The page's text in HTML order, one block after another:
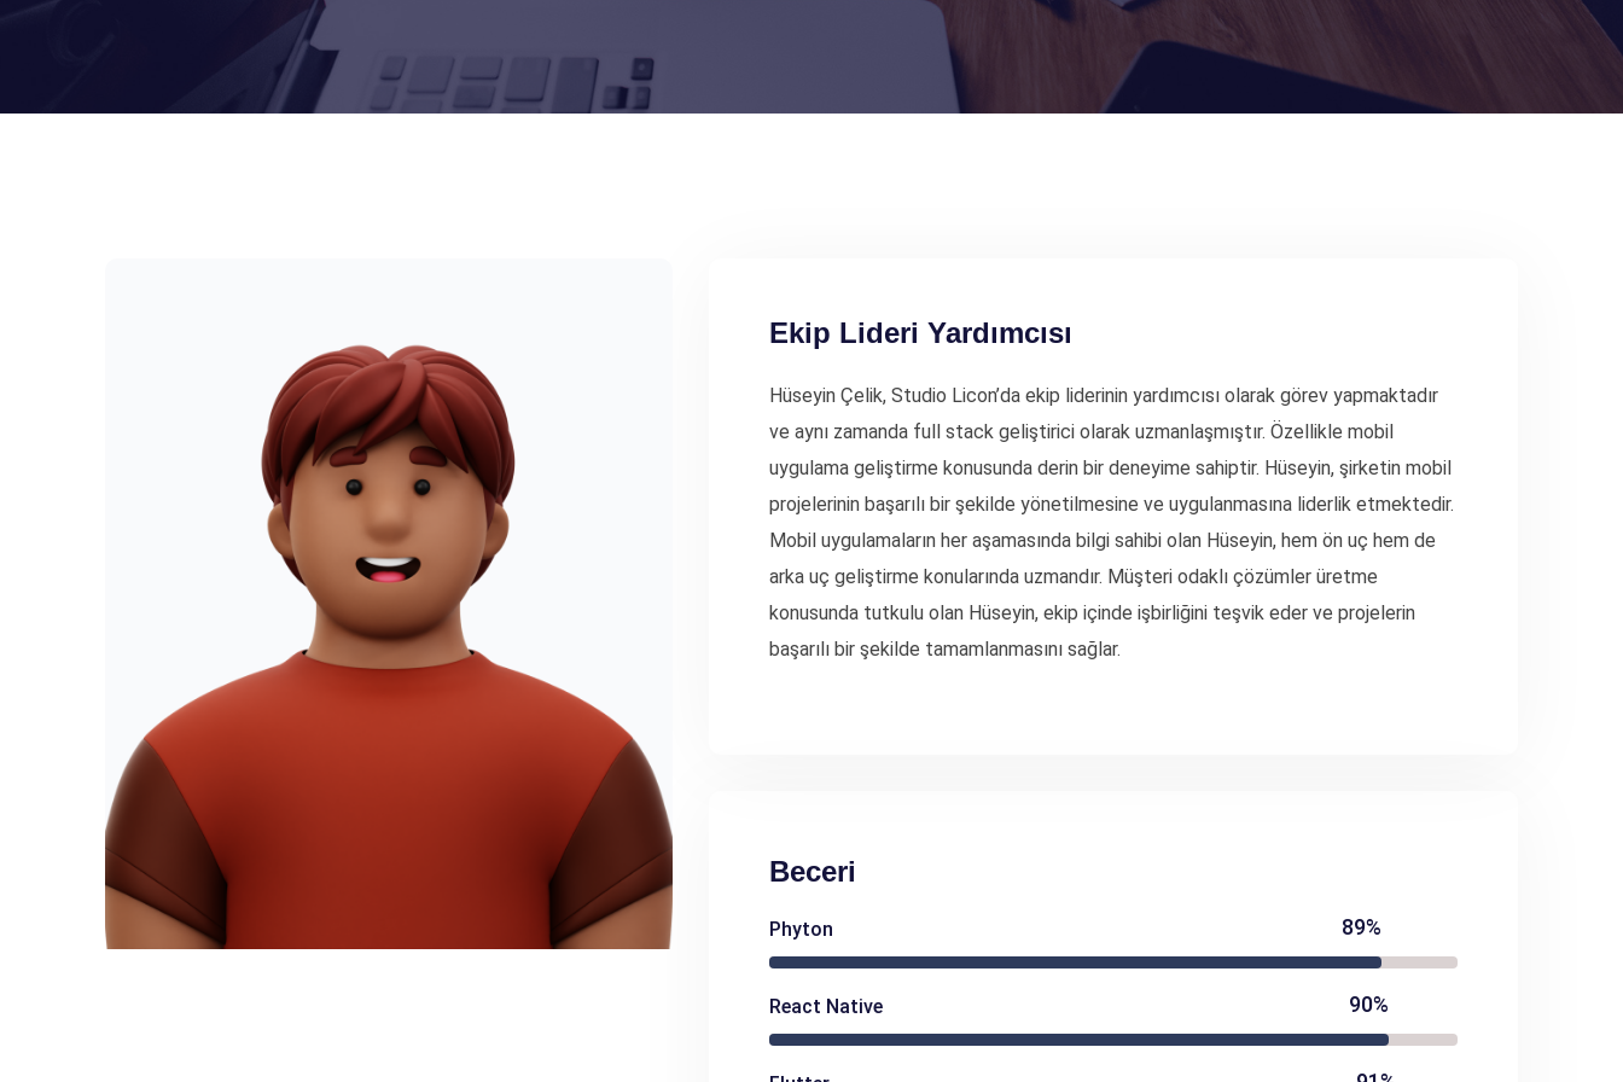
Ekip Lideri Yardımcısı
Hüseyin Çelik, Studio Licon’da ekip liderinin yardımcısı olarak görev yapmaktadır
ve aynı zamanda full stack geliştirici olarak uzmanlaşmıştır. Özellikle mobil
uygulama geliştirme konusunda derin bir deneyime sahiptir. Hüseyin, şirketin mobil
projelerinin başarılı bir şekilde yönetilmesine ve uygulanmasına liderlik etmektedir.
Mobil uygulamaların her aşamasında bilgi sahibi olan Hüseyin, hem ön uç hem de
arka uç geliştirme konularında uzmandır. Müşteri odaklı çözümler üretme
konusunda tutkulu olan Hüseyin, ekip içinde işbirliğini teşvik eder ve projelerin
başarılı bir şekilde tamamlanmasını sağlar.
Beceri
Phyton 89%
React Native 90%